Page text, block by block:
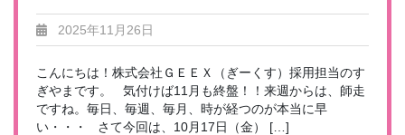
2025年11月26日
こんにちは！株式会社ＧＥＥＸ（ぎーくす）採用担当のす
ぎやまです。 気付けば11月も終盤！！来週からは、師走
ですね。毎日、毎週、毎月、時が経つのが本当に早
い・・・ さて今回は、10月17日（金） […]